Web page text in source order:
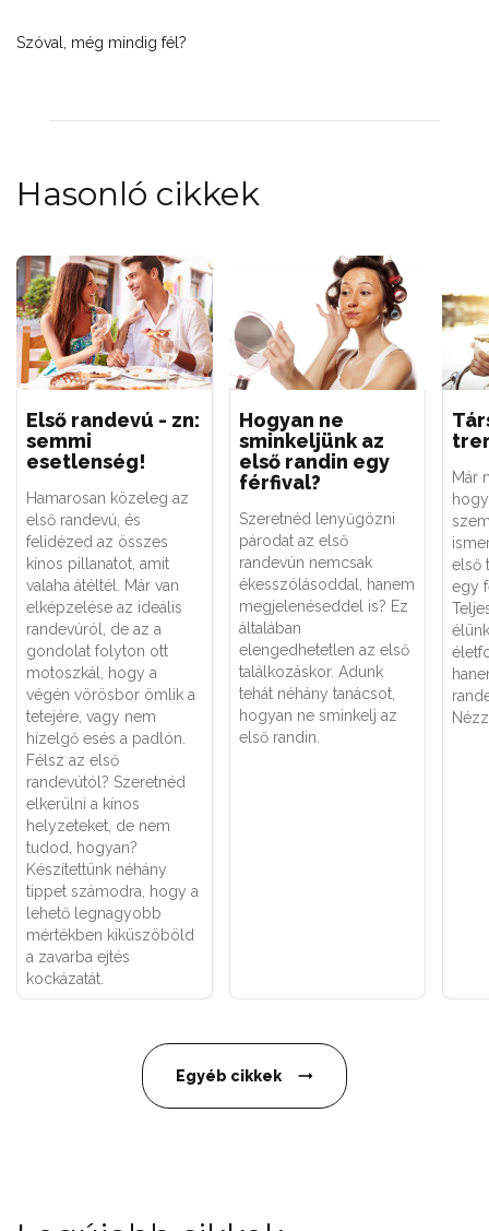
Szóval, még mindig fél?
Hasonló cikkek
Első randevú - zn:
semmi
esetlenség!
Hamarosan közeleg az
első randevú, és
felidézed az összes
kínos pillanatot, amit
valaha átéltél. Már van
elképzelése az ideális
randevúról, de az a
gondolat folyton ott
motoszkál, hogy a
végén vörösbor ömlik a
tetejére, vagy nem
hízelgő esés a padlón.
Félsz az első
randevútól? Szeretnéd
elkerülni a kínos
helyzeteket, de nem
tudod, hogyan?
Készítettünk néhány
tippet számodra, hogy a
lehető legnagyobb
mértékben kiküszöböld
a zavarba ejtés
kockázatát.
Hogyan ne
sminkeljünk az
első randin egy
férfival?
Szeretnéd lenyűgözni
párodat az első
randevún nemcsak
ékesszólásoddal, hanem
megjelenéseddel is? Ez
általában
elengedhetetlen az első
találkozáskor. Adunk
tehát néhány tanácsot,
hogyan ne sminkelj az
első randin.
Már
első
egy
Egyéb cikkek